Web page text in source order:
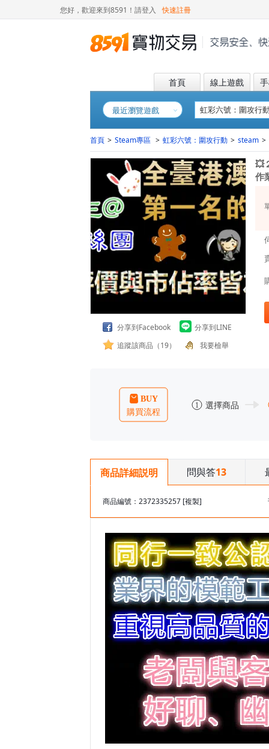
您好，歡迎來到8591！ 請登入 快速註冊
首頁 線上遊戲
最近瀏覽遊戲
首頁 > Steam專區 > 虹彩六號：圍攻行動 > steam >
分享到Facebook
分享到LINE
追蹤該商品（19）
我要檢舉
💥
作
商品詳細説明 問與答13
商品編號：2372335257 [複製]